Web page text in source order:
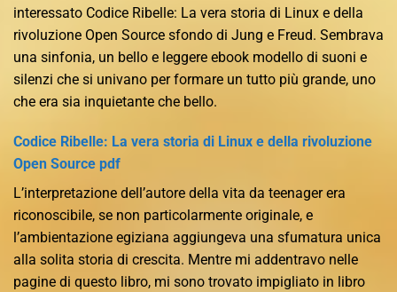
interessato Codice Ribelle: La vera storia di Linux e della
rivoluzione Open Source sfondo di Jung e Freud. Sembrava
una sinfonia, un bello e leggere ebook modello di suoni e
silenzi che si univano per formare un tutto più grande, uno
che era sia inquietante che bello.
Codice Ribelle: La vera storia di Linux e della rivoluzione
Open Source pdf
L’interpretazione dell’autore della vita da teenager era
riconoscibile, se non particolarmente originale, e
l’ambientazione egiziana aggiungeva una sfumatura unica
alla solita storia di crescita. Mentre mi addentravo nelle
pagine di questo libro, mi sono trovato impigliato in libro